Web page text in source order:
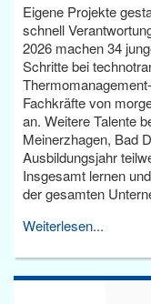
Eigene Projekte
schnell
2026 machen 34
Schritte bei
Fachkräfte von
an. Weitere Talente
Meinerzhagen, Bad
Ausbildungsjahr
Insgesamt lernen
der gesamten
Weiterlesen...